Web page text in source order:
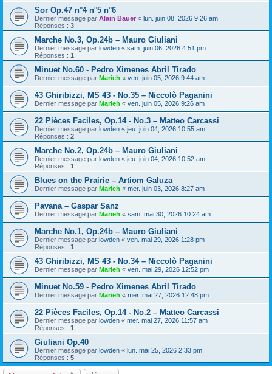
Sor Op.47 n°4 n°5 n°6
Dernier message par Alain Bauer « lun. juin 08, 2026 9:26 am
Réponses : 3
Marche No.3, Op.24b – Mauro Giuliani
Dernier message par lowden « sam. juin 06, 2026 4:51 pm
Réponses : 1
Minuet No.60 - Pedro Ximenes Abril Tirado
Dernier message par Marieh « ven. juin 05, 2026 9:44 am
43 Ghiribizzi, MS 43 - No.35 – Niccolò Paganini
Dernier message par Marieh « ven. juin 05, 2026 9:26 am
22 Pièces Faciles, Op.14 - No.3 – Matteo Carcassi
Dernier message par lowden « jeu. juin 04, 2026 10:55 am
Réponses : 2
Marche No.2, Op.24b – Mauro Giuliani
Dernier message par lowden « jeu. juin 04, 2026 10:52 am
Réponses : 1
Blues on the Prairie – Artiom Galuza
Dernier message par Marieh « mer. juin 03, 2026 8:27 am
Pavana – Gaspar Sanz
Dernier message par Marieh « sam. mai 30, 2026 10:24 am
Marche No.1, Op.24b – Mauro Giuliani
Dernier message par lowden « ven. mai 29, 2026 1:28 pm
Réponses : 1
43 Ghiribizzi, MS 43 - No.34 – Niccolò Paganini
Dernier message par Marieh « ven. mai 29, 2026 12:52 pm
Minuet No.59 - Pedro Ximenes Abril Tirado
Dernier message par Marieh « mer. mai 27, 2026 12:48 pm
22 Pièces Faciles, Op.14 - No.2 – Matteo Carcassi
Dernier message par lowden « mer. mai 27, 2026 11:57 am
Réponses : 1
Giuliani Op.40
Dernier message par lowden « lun. mai 25, 2026 2:33 pm
Réponses : 5